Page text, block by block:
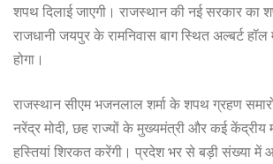
शपथ दिलाई जाएगी। राजस्थान की नई सरकार का
राजधानी जयपुर के रामनिवास बाग स्थित अल्बर्ट
होगा।
राजस्थान सीएम भजनलाल शर्मा के शपथ ग्रहण
नरेंद्र मोदी, छह राज्यों के मुख्यमंत्री और कई केंद्रीय
हस्तियां शिरकत करेंगी। प्रदेश भर से बड़ी संख्या में